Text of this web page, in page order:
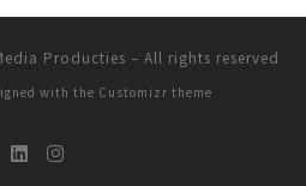
Producties – All rights reserved
with the Customizr theme